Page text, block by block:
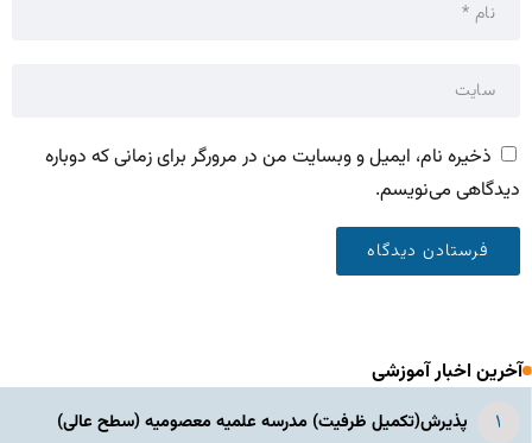
ذخیره نام، ایمیل و وبسایت من در مرورگر برای زمانی که دوباره
دیدگاهی می‌نویسم.
آخرین اخبار آموزشی
پذیرش(تکمیل ظرفیت) مدرسه علمیه معصومیه‌ (سطح عالی)